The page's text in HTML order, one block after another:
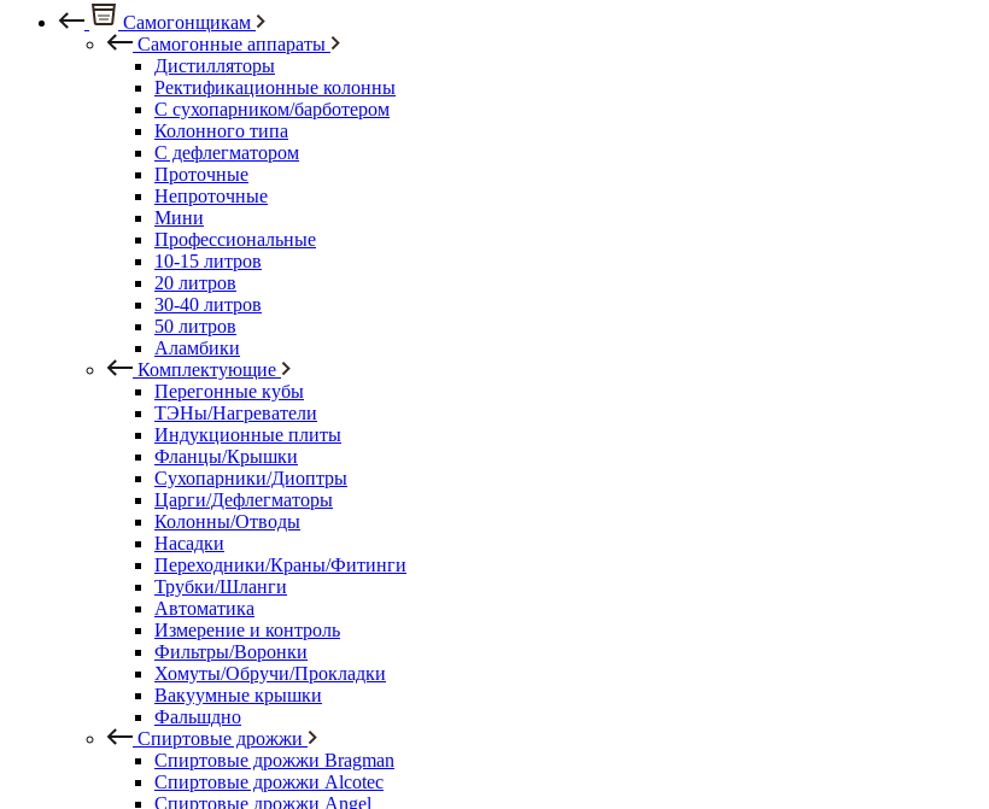
Самогонщикам
Самогонные аппараты
Дистилляторы
Ректификационные колонны
С сухопарником/барботером
Колонного типа
С дефлегматором
Проточные
Непроточные
Мини
Профессиональные
10-15 литров
20 литров
30-40 литров
50 литров
Аламбики
Комплектующие
Перегонные кубы
ТЭНы/Нагреватели
Индукционные плиты
Фланцы/Крышки
Сухопарники/Диоптры
Царги/Дефлегматоры
Колонны/Отводы
Насадки
Переходники/Краны/Фитинги
Трубки/Шланги
Автоматика
Измерение и контроль
Фильтры/Воронки
Хомуты/Обручи/Прокладки
Вакуумные крышки
Фальшдно
Спиртовые дрожжи
Спиртовые дрожжи Bragman
Спиртовые дрожжи Alcotec
Спиртовые дрожжи Angel